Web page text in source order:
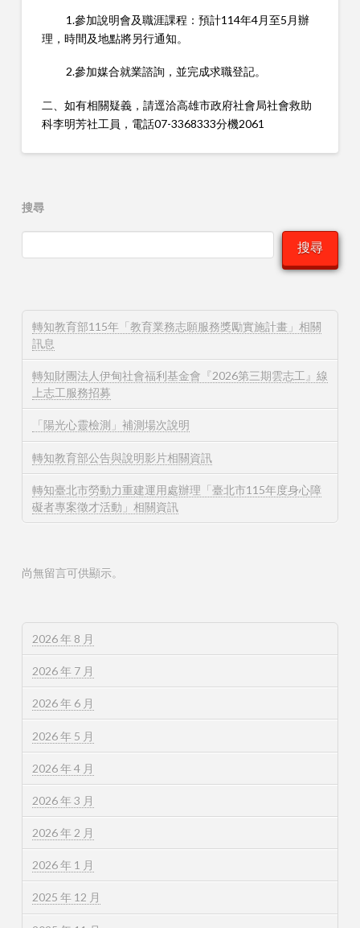
1.參加說明會及職涯課程：預計114年4月至5月辦
理，時間及地點將另行通知。
2.參加媒合就業諮詢，並完成求職登記。
二、如有相關疑義，請逕洽高雄市政府社會局社會救助
科李明芳社工員，電話07-3368333分機2061
搜尋
搜尋
轉知教育部115年「教育業務志願服務獎勵實施計畫」相關
訊息
轉知財團法人伊甸社會福利基金會『2026第三期雲志工』線
上志工服務招募
「陽光心靈檢測」補測場次說明
轉知教育部公告與說明影片相關資訊
轉知臺北市勞動力重建運用處辦理「臺北市115年度身心障
礙者專案徵才活動」相關資訊
尚無留言可供顯示。
2026 年 8 月
2026 年 7 月
2026 年 6 月
2026 年 5 月
2026 年 4 月
2026 年 3 月
2026 年 2 月
2026 年 1 月
2025 年 12 月